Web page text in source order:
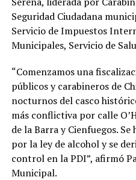
Seguridad Ciudadana
Servicio de Impuestos
Municipales, Servicio de
“Comenzamos una
públicos y carabineros de
nocturnos del casco
más conflictiva por calle
de la Barra y Cienfuegos.
por la ley de alcohol y se
control en la PDI”, afirmó
Municipal.